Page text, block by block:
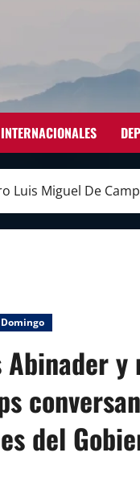
INTERNACIONALES
Luis Miguel De
del